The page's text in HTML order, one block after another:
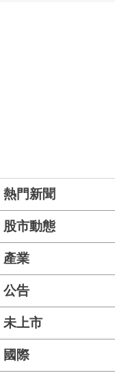
熱門新聞
股市動態
產業
公告
未上市
國際